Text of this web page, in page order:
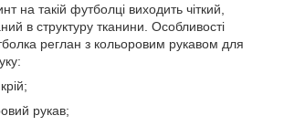
на такій футболці виходить чіткий,
в структуру тканини. Особливості
реглан з кольоровим рукавом для
рукав;